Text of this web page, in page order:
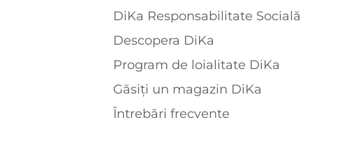
DiKa Responsabilitate Socială
Descopera DiKa
Program de loialitate DiKa
Găsiți un magazin DiKa
Întrebări frecvente